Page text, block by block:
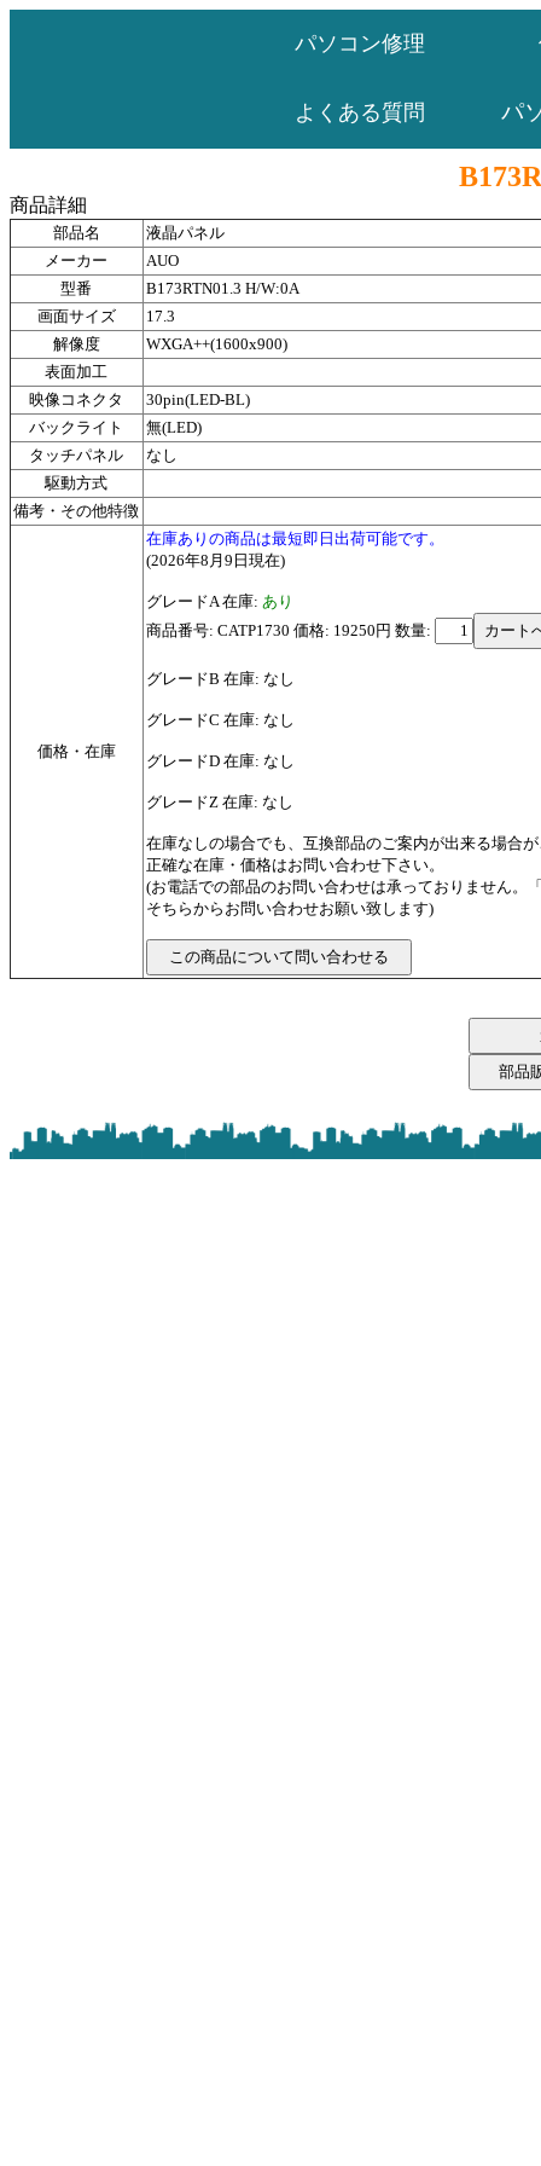
パソコン修理
よくある質問 パ
商品詳細
部品名
液晶パネル
メーカー
AUO
型番
B173RTN01.3 H/W:0A
画面サイズ
17.3
解像度
WXGA++(1600x900)
表面加工
映像コネクタ
30pin(LED-BL)
バックライト
無(LED)
タッチパネル
なし
駆動方式
備考・その他特徴
価格・在庫
在庫ありの商品は最短即日出荷可能です。
(2026年8月9日現在)
グレードA 在庫: あり
商品番号: CATP1730 価格: 19250円 数量:
グレードB 在庫: なし
グレードC 在庫: なし
グレードD 在庫: なし
グレードZ 在庫: なし
在庫なしの場合でも、互換部品のご案内が出来る場合
正確な在庫・価格はお問い合わせ下さい。
(お電話での部品のお問い合わせは承っておりません。
そちらからお問い合わせお願い致します)